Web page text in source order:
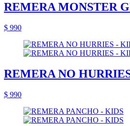
REMERA MONSTER
$ 990
REMERA NO
$ 990